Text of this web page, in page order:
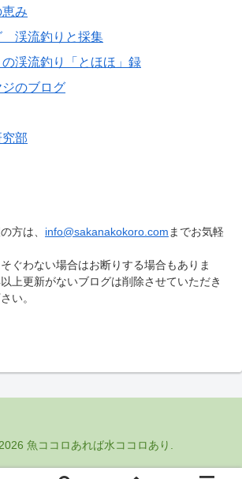
恵み
渓流釣りと採集
の渓流釣り「とほほ」録
のブログ
究部
方は、 info@sakanakokoro.comまでお気軽
ぐわない場合はお断りする場合もありま
上更新がないブログは削除させていただき
い。
魚ココロあれば水ココロあり.